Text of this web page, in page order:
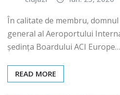
clujazi iun. 25, 2026
În calitate de membru,
general al Aeroportului
ședința Boardului ACI Europe…
READ MORE